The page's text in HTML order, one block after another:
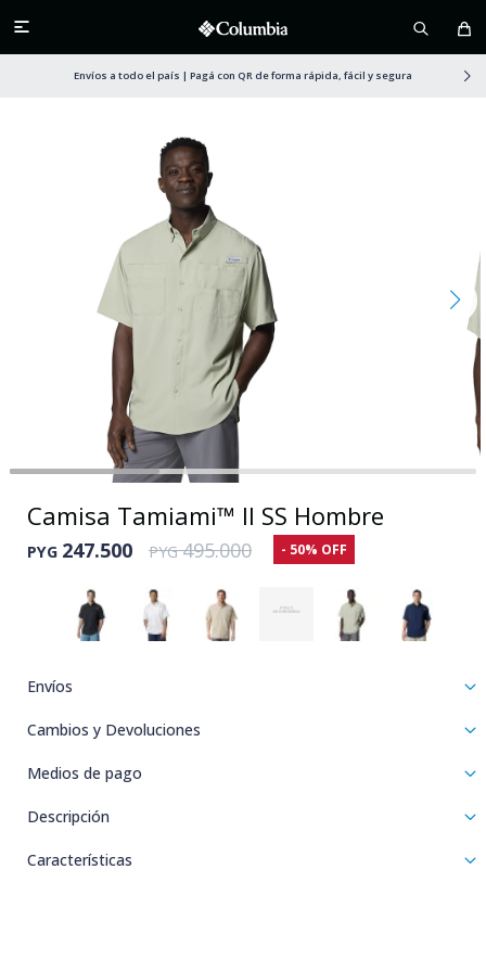

Envíos a todo el país | Pagá con QR de forma rápida, fácil y segura
Camisa Tamiami™ II SS Hombre
PYG 247.500 PYG 495.000 50
Envíos
Cambios y Devoluciones
Medios de pago
Descripción
Características